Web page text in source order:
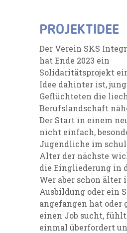
PROJEKTIDEE
Der Verein SKS
hat Ende 2023 ein
Solidaritätsprojekt
Idee dahinter ist,
Geflüchteten die
Berufslandschaft
Der Start in einem
nicht einfach,
Jugendliche im
Alter der nächste
die Eingliederung in
Wer aber schon älter
Ausbildung oder ein
angefangen hat oder
einen Job sucht,
einmal überfordert